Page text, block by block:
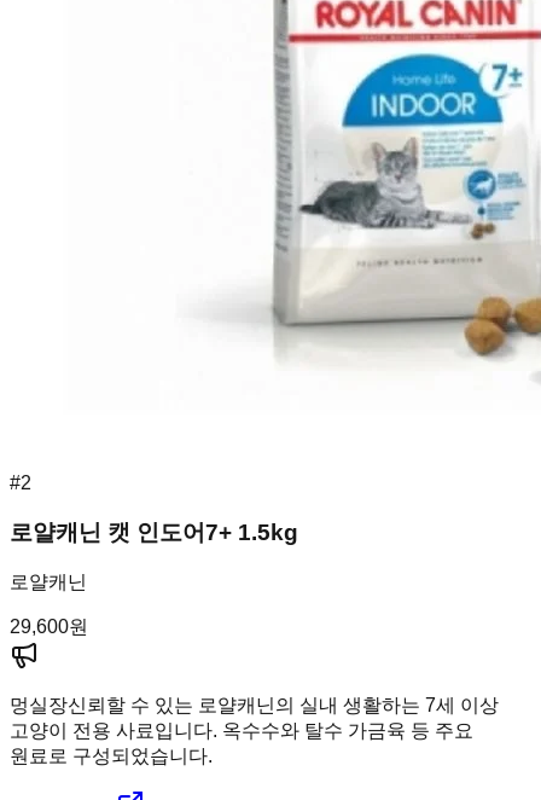
#2
로얄캐닌 캣 인도어7+ 1.5kg
로얄캐닌
29,600원
멍실장신뢰할 수 있는 로얄캐닌의 실내 생활하는 7세 이상
고양이 전용 사료입니다. 옥수수와 탈수 가금육 등 주요
원료로 구성되었습니다.